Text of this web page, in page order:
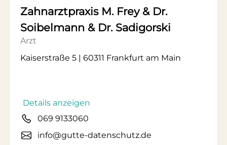
Zahnarztpraxis M. Frey & Dr.
Soibelmann & Dr. Sadigorski
Arzt
Kaiserstraße 5 | 60311 Frankfurt am Main
Details anzeigen
069 9133060
info@gutte-datenschutz.de